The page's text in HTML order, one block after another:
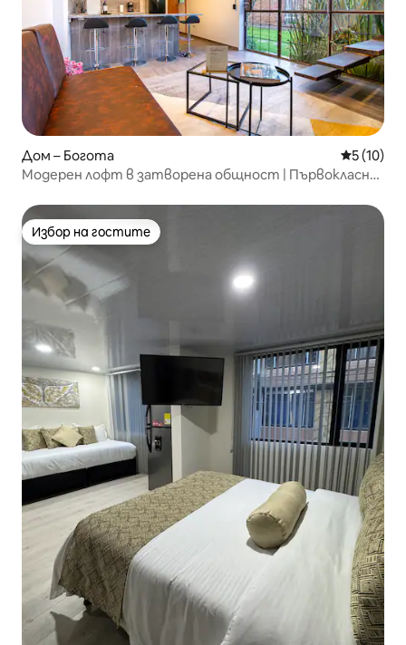
Дом – Богота Средна
5 (10)
Модерен лофт в затворена общност | Първокласно
Избор на гостите
Избор на гостите